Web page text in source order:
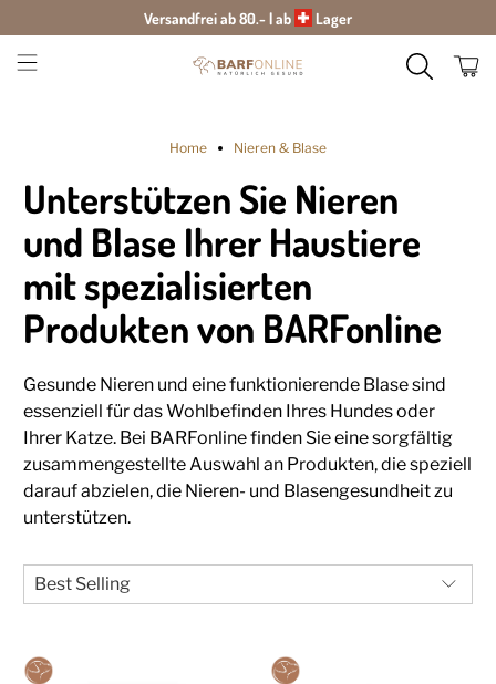
Versandfrei ab 80.- | ab Lager
Home Nieren & Blase
Unterstützen Sie Nieren
und Blase Ihrer Haustiere
mit spezialisierten
Produkten von BARFonline
Gesunde Nieren und eine funktionierende Blase sind
essenziell für das Wohlbefinden Ihres Hundes oder
Ihrer Katze. Bei BARFonline finden Sie eine sorgfältig
zusammengestellte Auswahl an Produkten, die speziell
darauf abzielen, die Nieren- und Blasengesundheit zu
unterstützen.